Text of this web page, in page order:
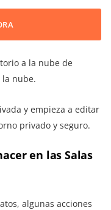
a la nube de
la nube.
y empieza a editar
privado y seguro.
en las Salas
algunas acciones